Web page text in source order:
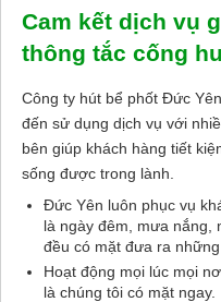
Cam kết dịch vụ
thông tắc cống
Công ty hút bể phốt Đức
đến sử dụng dịch vụ với
bên giúp khách hàng tiết
sống được trong lành.
Đức Yên luôn phục vụ
là ngày đêm, mưa nắng,
đều có mặt đưa ra
Hoạt động mọi lúc mọi
là chúng tôi có mặt ngay.